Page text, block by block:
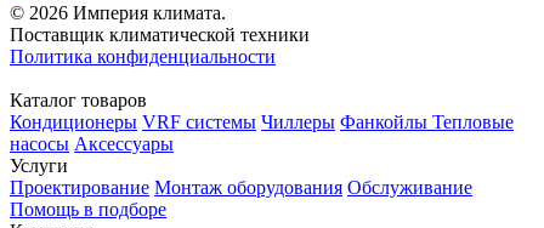
© 2026 Империя климата.
Поставщик климатической техники
Политика конфиденциальности
Каталог товаров
Кондиционеры VRF системы Чиллеры Фанкойлы Тепловые
насосы Аксессуары
Услуги
Проектирование Монтаж оборудования Обслуживание
Помощь в подборе